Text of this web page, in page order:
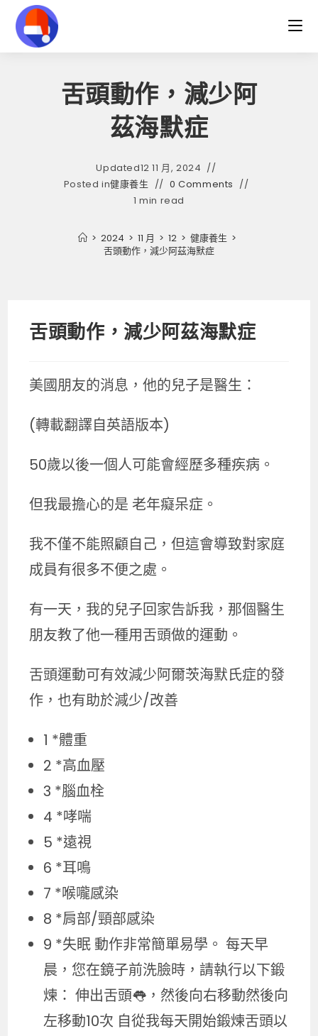
content
舌頭動作，減少阿
茲海默症
Updated12 11 月, 2024
Posted in健康養生
0 Comments
1 min read
> 2024 > 11 月 > 12 > 健康養生 >
舌頭動作，減少阿茲海默症
舌頭動作，減少阿茲海默症
美國朋友的消息，他的兒子是醫生：
(轉載翻譯自英語版本)
50歲以後一個人可能會經歷多種疾病。
但我最擔心的是 老年癡呆症。
我不僅不能照顧自己，但這會導致對家庭
成員有很多不便之處。
有一天，我的兒子回家告訴我，那個醫生
朋友教了他一種用舌頭做的運動。
舌頭運動可有效減少阿爾茨海默氏症的發
作，也有助於減少/改善
1 *體重
2 *高血壓
3 *腦血栓
4 *哮喘
5 *遠視
6 *耳鳴
7 *喉嚨感染
8 *肩部/頸部感染
9 *失眠 動作非常簡單易學。 每天早
晨，您在鏡子前洗臉時，請執行以下鍛
煉： 伸出舌頭👅，然後向右移動然後向
左移動10次 自從我每天開始鍛煉舌頭以